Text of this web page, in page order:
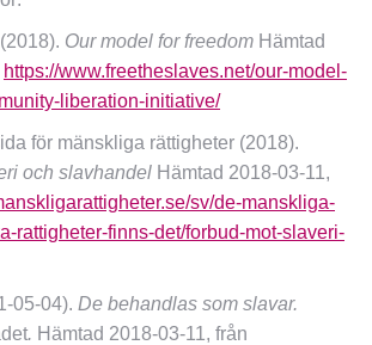
Our model for freedom Hämtad
https://www.freetheslaves.net/our-model-
liberation-initiative/
för mänskliga rättigheter (2018).
och slavhandel Hämtad 2018-03-11,
sv/de-manskliga-
rattigheter-finns-det/forbud-mot-slaveri-
05-04). De behandlas som slavar.
. Hämtad 2018-03-11, från